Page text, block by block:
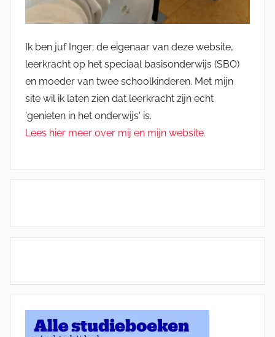
Ik ben juf Inger; de eigenaar van deze website,
leerkracht op het speciaal basisonderwijs (SBO)
en moeder van twee schoolkinderen. Met mijn
site wil ik laten zien dat leerkracht zijn echt
'genieten in het onderwijs' is.
Lees hier meer over mij en mijn website.